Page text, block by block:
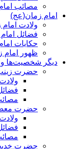
مصائب
امام زمان(عج)
ولادت
فضائل
حکایات
ظهور امام
دیگر شخصیت‌ها و
حضرت
حضرت
حضرت